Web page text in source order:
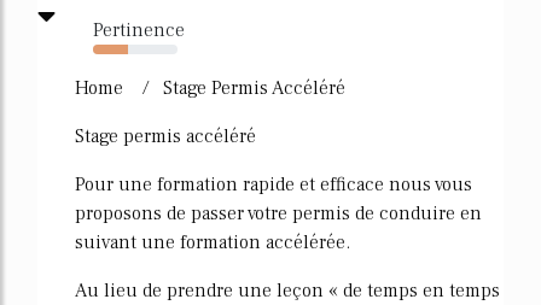
Pertinence
41%
Home / Stage Permis Accéléré
Stage permis accéléré
Pour une formation rapide et efficace nous vous
proposons de passer votre permis de conduire en
suivant une formation accélérée.
Au lieu de prendre une leçon « de temps en temps